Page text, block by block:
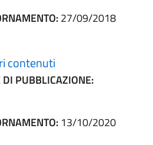
27/09/2018
contenuti
PUBBLICAZIONE:
13/10/2020